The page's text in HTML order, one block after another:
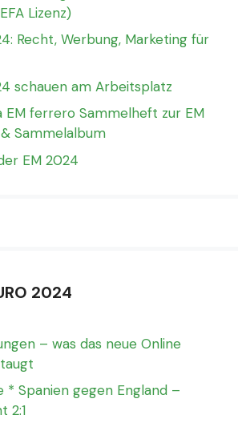
Lizenz)
Recht, Werbung, Marketing für
schauen am Arbeitsplatz
EM ferrero Sammelheft zur EM
Sammelalbum
EM 2024
2024
– was das neue Online
* Spanien gegen England –
2:1